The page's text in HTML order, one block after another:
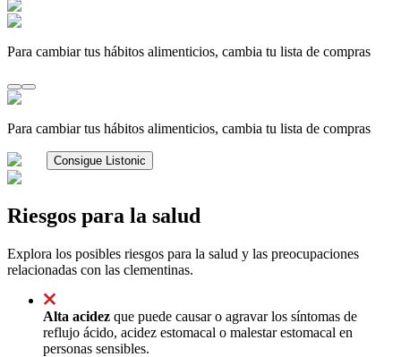
Para cambiar tus hábitos alimenticios, cambia tu lista de compras
Para cambiar tus hábitos alimenticios, cambia tu lista de compras
Consigue Listonic
Riesgos para la salud
Explora los posibles riesgos para la salud y las preocupaciones
relacionadas con las clementinas.
Alta acidez que puede causar o agravar los síntomas de
reflujo ácido, acidez estomacal o malestar estomacal en
personas sensibles.